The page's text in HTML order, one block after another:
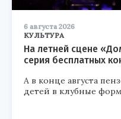
6 августа 2026
КУЛЬТУРА
На летней сцене
серия бесплатных
А в конце августа
детей в клубные